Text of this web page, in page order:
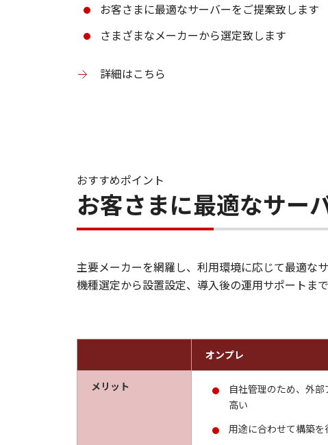
お客さまに最適なサーバーをご提案致します
さまざまなメーカーから選定致します
詳細はこちら
おすすめポイント
お客さまに最適なサー
主要メーカーを網羅し、利用環境に応じて最適な
機種選定から設置設定、導入後の運用サポートま
オンプレ
メリット
自社管理のため、外
高い
用途に合わせて構築